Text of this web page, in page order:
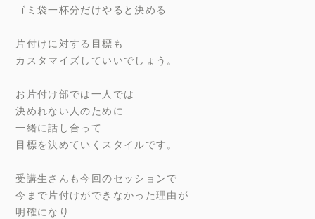
ゴミ袋一杯分だけやると決める
片付けに対する目標も
カスタマイズしていいでしょう。
お片付け部では一人では
決めれない人のために
一緒に話し合って
目標を決めていくスタイルです。
受講生さんも今回のセッションで
今まで片付けができなかった理由が
明確になり